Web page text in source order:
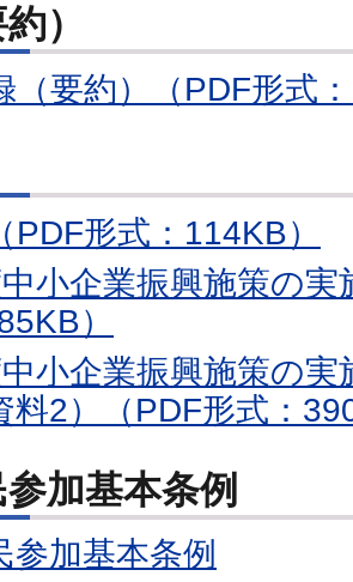
）
（要約）（PDF形式
PDF形式：114KB）
小企業振興施策の
）
小企業振興施策の
料2）（PDF形式：
加基本条例
参加基本条例